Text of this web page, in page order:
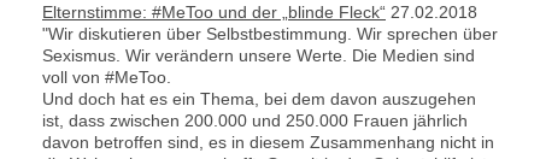
Elternstimme: #MeToo und der „blinde Fleck“ 27.02.2018
"Wir diskutieren über Selbstbestimmung. Wir sprechen über
Sexismus. Wir verändern unsere Werte. Die Medien sind
voll von #MeToo.
Und doch hat es ein Thema, bei dem davon auszugehen
ist, dass zwischen 200.000 und 250.000 Frauen jährlich
davon betroffen sind, es in diesem Zusammenhang nicht in